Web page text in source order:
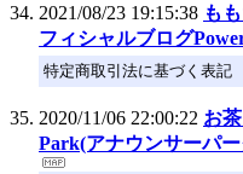
2021/08/23 19:15:38 も
フィシャルブログ
特定商取引法に基づく表記
2020/11/06 22:00:22 お
Park(アナウンサーパ